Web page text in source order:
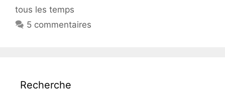
tous les temps
5 commentaires
Recherche